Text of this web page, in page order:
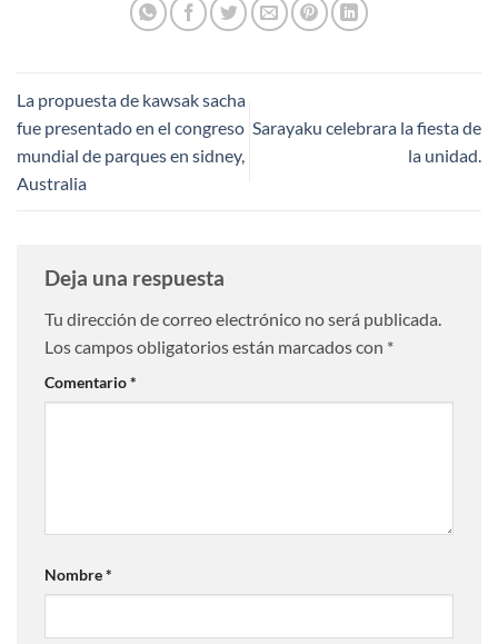
La propuesta de kawsak sacha
fue presentado en el congreso
mundial de parques en sidney,
Australia
Sarayaku celebrara la fiesta de
la unidad.
Deja una respuesta
Tu dirección de correo electrónico no será publicada.
Los campos obligatorios están marcados con *
Comentario*
Nombre*